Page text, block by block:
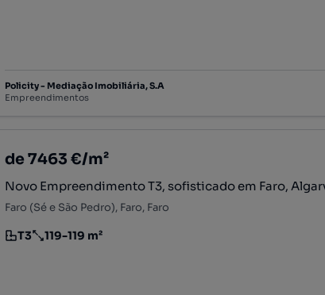
Policity - Mediação Imobiliária, S.A
Empreendimentos
de 7463 €/m²
Novo Empreendimento T3, sofisticado em Faro,
Faro (Sé e São Pedro), Faro, Faro
Tipologia
T3
Preço por metro quadrado
119-119 m²